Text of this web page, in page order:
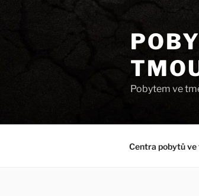
Pobytem ve
Centra pobytů ve